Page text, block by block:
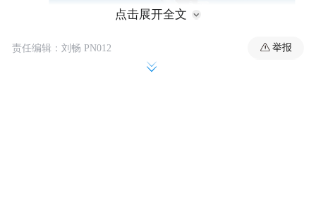
空军新闻发言人申进科大校31日在空军航空
点击展开全文
责任编辑：刘畅 PN012 举报